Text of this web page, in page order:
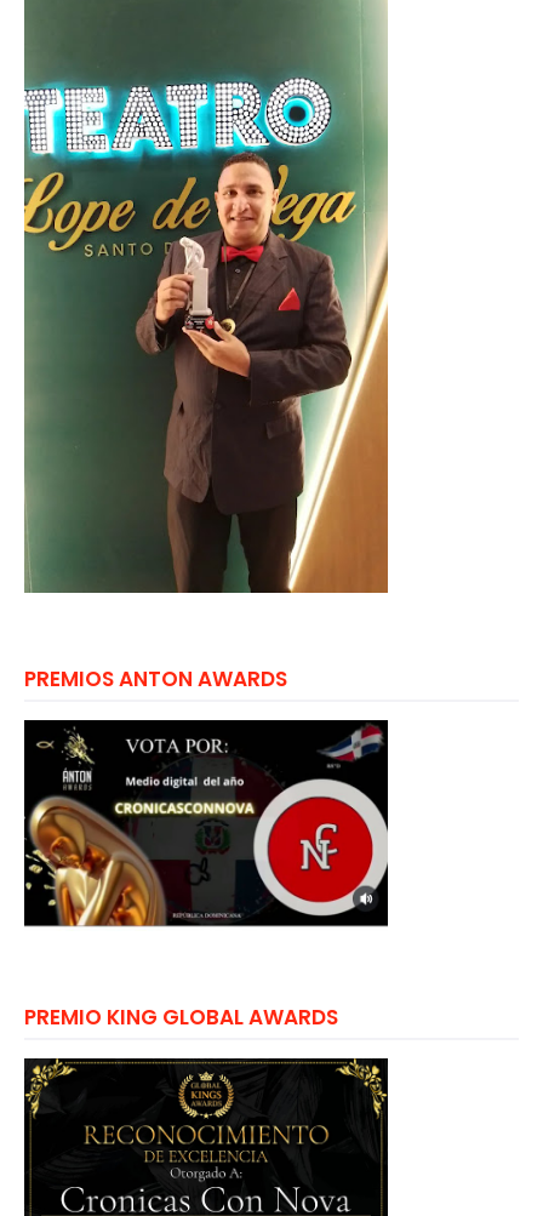
PREMIOS ANTON AWARDS
PREMIO KING GLOBAL AWARDS